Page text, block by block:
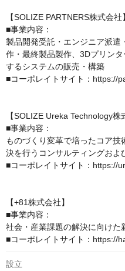
【SOLIZE PARTNERS株式会社】
■事業内容：
製品開発受託・エンジニア派
作・最終製品製作、3Dプリン
するシステムの販売・構築
■コーポレイトサイト：https://
【SOLIZE Ureka Technology株
■事業内容：
ものづくり変革で培ったコア
決を行うコンサルティングお
■コーポレイトサイト：https://
【+81株式会社】
■事業内容：
社会・産業課題の解決に向けた
設立